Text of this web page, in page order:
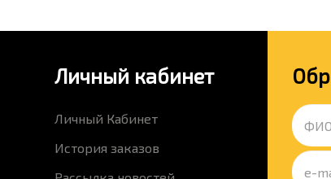
Личный кабинет
Личный Кабинет
История заказов